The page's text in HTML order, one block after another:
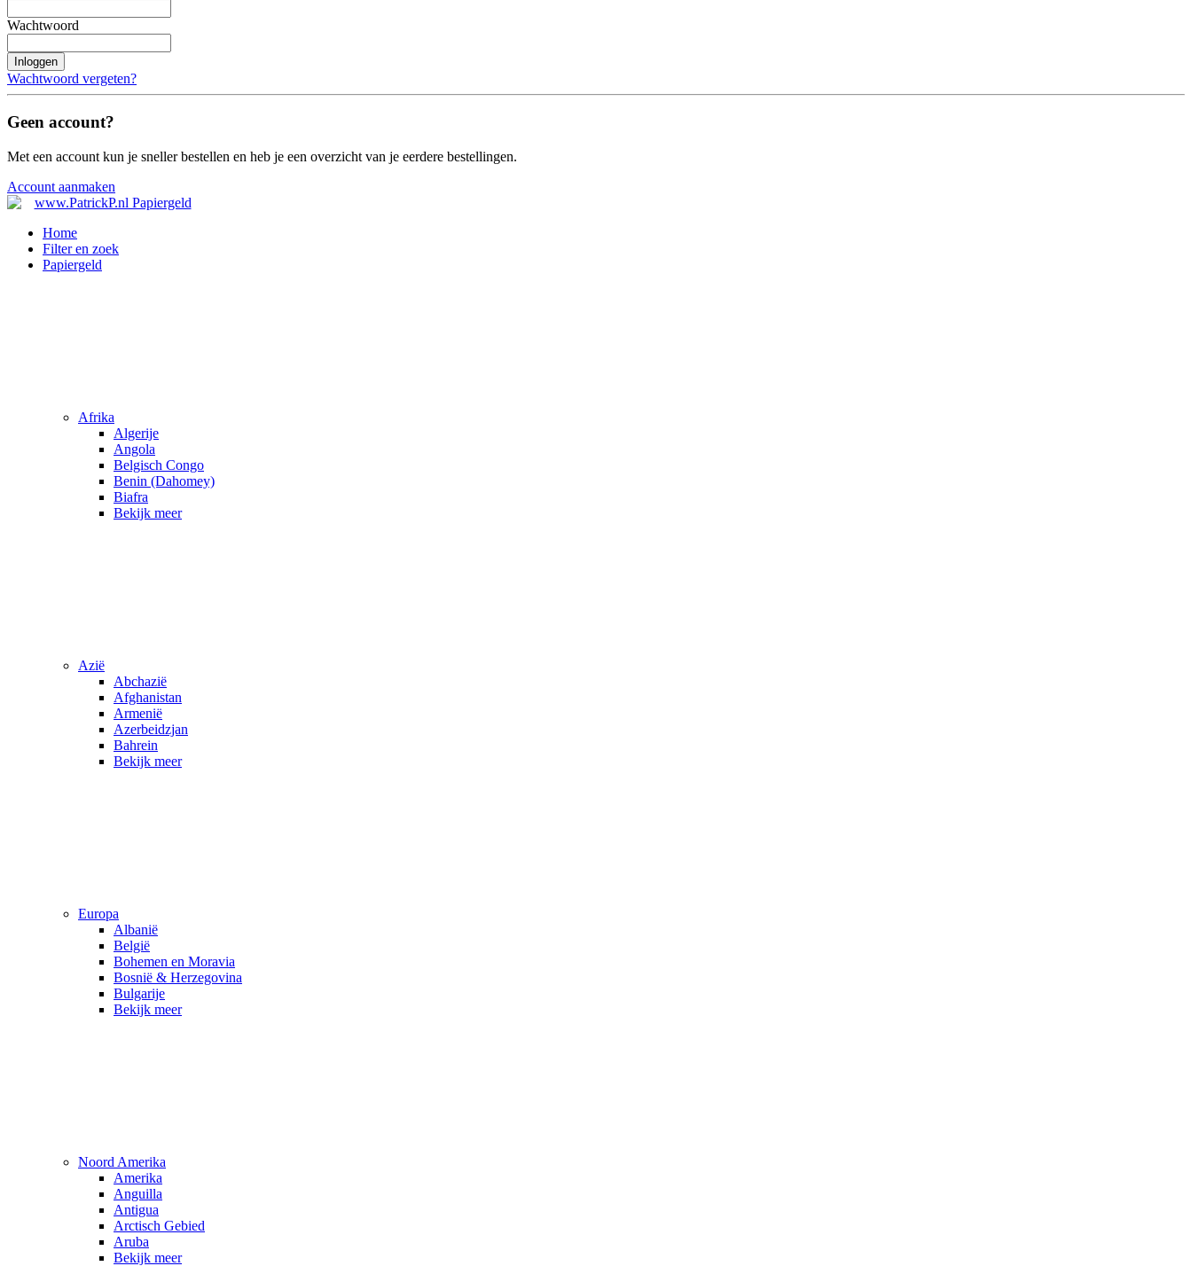
Wachtwoord
Inloggen
Wachtwoord vergeten?
Geen account?
Met een account kun je sneller bestellen en heb je een overzicht van je eerdere bestellingen.
Account aanmaken
Home
Filter en zoek
Papiergeld
Afrika
Algerije
Angola
Belgisch Congo
Benin (Dahomey)
Biafra
Bekijk meer
Azië
Abchazië
Afghanistan
Armenië
Azerbeidzjan
Bahrein
Bekijk meer
Europa
Albanië
België
Bohemen en Moravia
Bosnië & Herzegovina
Bulgarije
Bekijk meer
Noord Amerika
Amerika
Anguilla
Antigua
Arctisch Gebied
Aruba
Bekijk meer